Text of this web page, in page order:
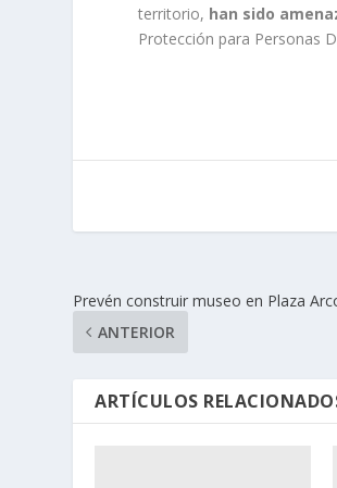
territorio, han sido
Protección para Personas
Prevén construir museo en Plaza
ANTERIOR
ARTÍCULOS